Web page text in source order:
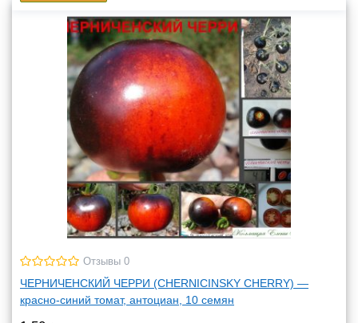
Отзывы 0
ЧЕРНИЧЕНСКИЙ ЧЕРРИ (CHERNICINSKY CHERRY) —
красно-синий томат, антоциан, 10 семян